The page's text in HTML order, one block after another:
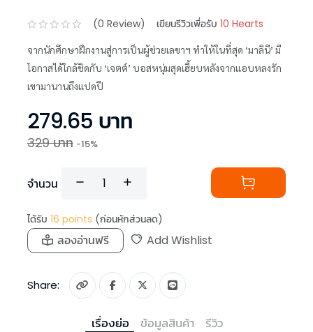
(0 Review) เขียนรีวิวเพื่อรับ 10 Hearts
จากนักศึกษาฝึกงานสู่การเป็นผู้ช่วยเลขาฯ ทำให้ในที่สุด ‘มาลินี’ มี
โอกาสได้ใกล้ชิดกับ ‘เจตต์’ บอสหนุ่มสุดเฮี้ยบหลังจากแอบหลงรัก
เขามานานถึงแปดปี
279.65 บาท
329บาท -15%
จำนวน
ได้รับ 16 points (ก่อนหักส่วนลด)
ลองอ่านฟรี Add Wishlist
Share:
เรื่องย่อ ข้อมูลสินค้า รีวิว